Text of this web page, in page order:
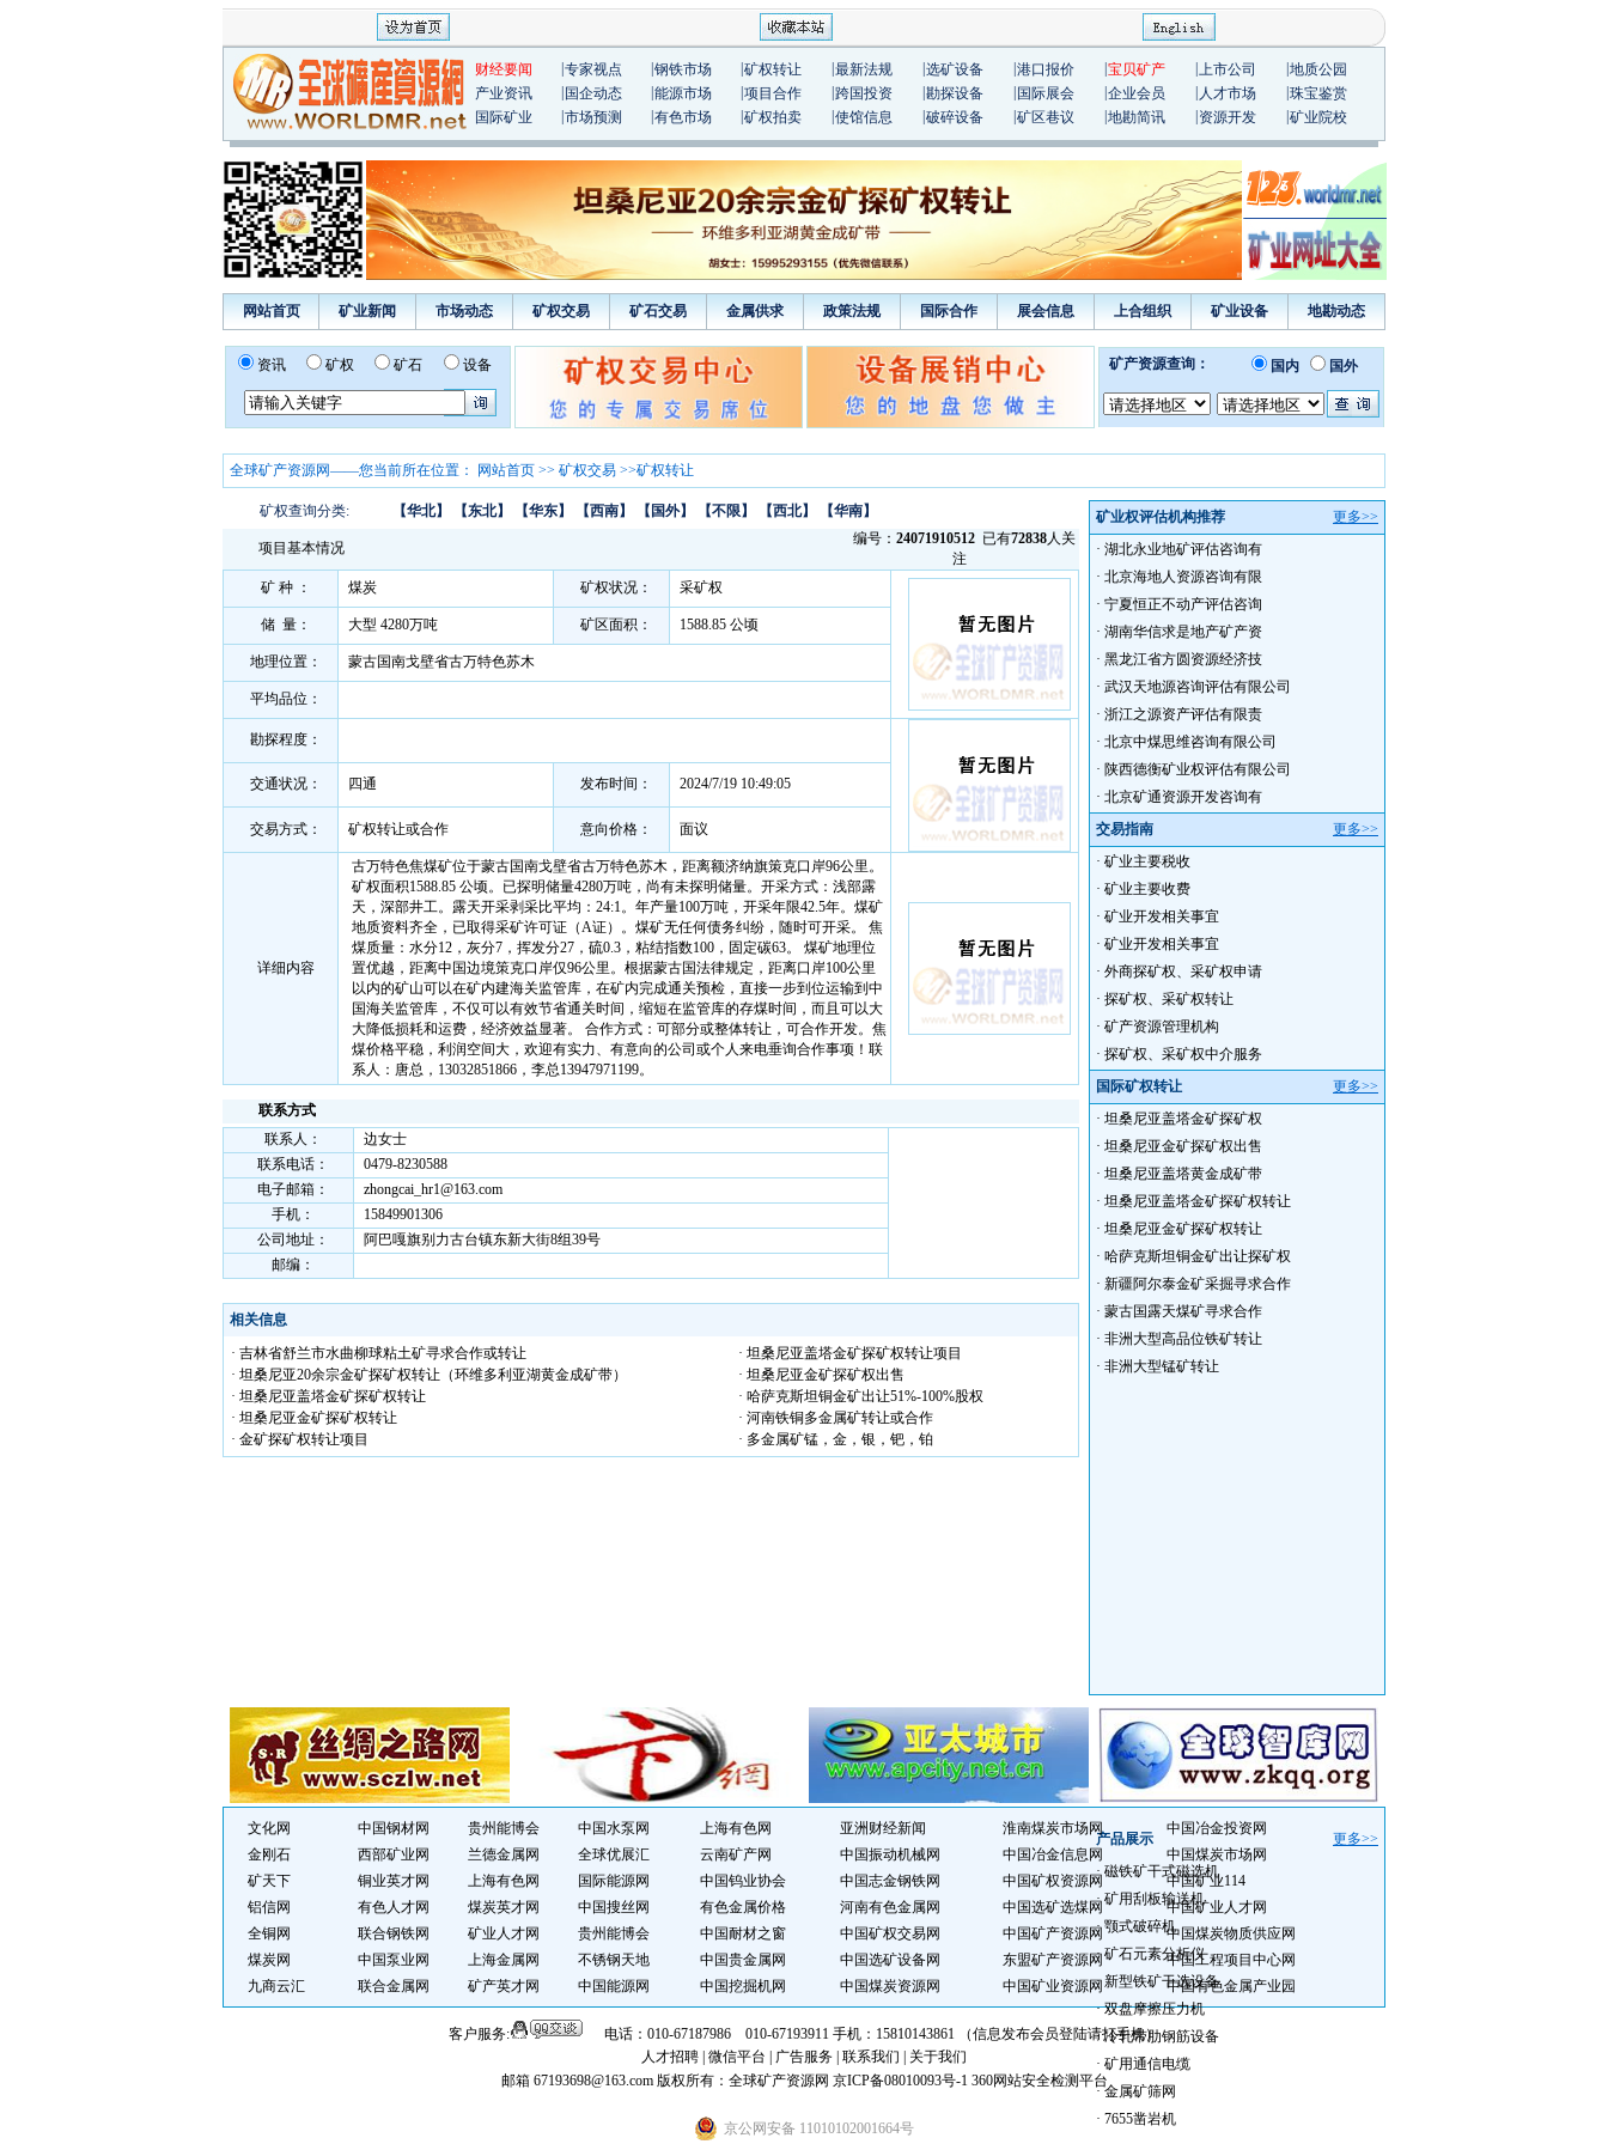
财经要闻 专家视点 钢铁市场 矿权转让 最新法规 选矿设备 港口报价 宝贝矿产 上市公司
地质公园
产业资讯
国企动态 能源市场 项目合作 跨国投资 勘探设备 国际展会 企业会员 人才市场
珠宝鉴赏
国际矿业
市场预测 有色市场 矿权拍卖 使馆信息 破碎设备 矿区巷议 地勘简讯 资源开发 矿业院校
网站首页 矿业新闻 市场动态 矿权交易 矿石交易 金属供求 政策法规 国际合作 展会信息 上合组织 矿业设备 地勘动态
资讯 矿权 矿石 设备
全球矿产资源网——您当前所在位置： 网站首页 >> 矿权交易 >>矿权转让
矿权查询分类: 【华北】 【东北】 【华东】 【西南】 【国外】 【不限】 【西北】 【华南】
项目基本情况
编号： 24071910512 已有72838人关
注
矿 种 ：
煤炭 矿权状况： 采矿权
储 量： 大型 4280万吨 矿区面积： 1588.85 公顷
地理位置： 蒙古国南戈壁省古万特色苏木
平均品位：
勘探程度：
交通状况： 四通 发布时间： 2024/7/19 10:49:05
交易方式： 矿权转让或合作 意向价格： 面议
详细内容
古万特色焦煤矿位于蒙古国南戈壁省古万特色苏木，距离额济纳旗策克口岸96公里。
矿权面积1588.85 公顷。已探明储量4280万吨，尚有未探明储量。开采方式：浅部露
天，深部井工。露天开采剥采比平均：24:1。年产量100万吨，开采年限42.5年。煤矿
地质资料齐全，已取得采矿许可证（A证）。煤矿无任何债务纠纷，随时可开采。 焦
煤质量：水分12，灰分7，挥发分27，硫0.3，粘结指数100，固定碳63。 煤矿地理位
置优越，距离中国边境策克口岸仅96公里。根据蒙古国法律规定，距离口岸100公里
以内的矿山可以在矿内建海关监管库，在矿内完成通关预检，直接一步到位运输到中
国海关监管库，不仅可以有效节省通关时间，缩短在监管库的存煤时间，而且可以大
大降低损耗和运费，经济效益显著。 合作方式：可部分或整体转让，可合作开发。焦
煤价格平稳，利润空间大，欢迎有实力、有意向的公司或个人来电垂询合作事项！联
系人：唐总，13032851866，李总13947971199。
联系方式
联系人：
边女士
联系电话：
0479-8230588
电子邮箱：
zhongcai_hr1@163.com
手机：
15849901306
公司地址：
阿巴嘎旗别力古台镇东新大街8组39号
邮编：
相关信息
· 吉林省舒兰市水曲柳球粘土矿寻求合作或转让
· 坦桑尼亚盖塔金矿探矿权转让项目
· 坦桑尼亚20余宗金矿探矿权转让（环维多利亚湖黄金成矿带）
· 坦桑尼亚金矿探矿权出售
· 坦桑尼亚盖塔金矿探矿权转让
· 哈萨克斯坦铜金矿出让51%-100%股权
· 坦桑尼亚金矿探矿权转让
· 河南铁铜多金属矿转让或合作
· 金矿探矿权转让项目
· 多金属矿锰，金，银，钯，铂
矿业权评估机构推荐
更多>>
· 湖北永业地矿评估咨询有
· 北京海地人资源咨询有限
· 宁夏恒正不动产评估咨询
· 湖南华信求是地产矿产资
· 黑龙江省方圆资源经济技
· 武汉天地源咨询评估有限公司
· 浙江之源资产评估有限责
· 北京中煤思维咨询有限公司
· 陕西德衡矿业权评估有限公司
· 北京矿通资源开发咨询有
交易指南
更多>>
· 矿业主要税收
· 矿业主要收费
· 矿业开发相关事宜
· 矿业开发相关事宜
· 外商探矿权、采矿权申请
· 探矿权、采矿权转让
· 矿产资源管理机构
· 探矿权、采矿权中介服务
国际矿权转让
更多>>
· 坦桑尼亚盖塔金矿探矿权
· 坦桑尼亚金矿探矿权出售
· 坦桑尼亚盖塔黄金成矿带
· 坦桑尼亚盖塔金矿探矿权转让
· 坦桑尼亚金矿探矿权转让
· 哈萨克斯坦铜金矿出让探矿权
· 新疆阿尔泰金矿采掘寻求合作
· 蒙古国露天煤矿寻求合作
· 非洲大型高品位铁矿转让
· 非洲大型锰矿转让
产品展示
更多>>
· 磁铁矿干式磁选机
· 矿用刮板输送机
· 颚式破碎机
· 矿石元素分析仪
· 新型铁矿干选设备
· 双盘摩擦压力机
· 冷轧带肋钢筋设备
· 矿用通信电缆
· 金属矿筛网
· 7655凿岩机
文化网 中国钢材网 贵州能博会 中国水泵网 上海有色网 亚洲财经新闻 淮南煤炭市场网
中国冶金投资网
金刚石
西部矿业网 兰德金属网 全球优展汇 云南矿产网 中国振动机械网 中国冶金信息网
中国煤炭市场网
矿天下
铜业英才网 上海有色网 国际能源网 中国钨业协会 中国志金钢铁网 中国矿权资源网
中国矿业114
铝信网
有色人才网 煤炭英才网 中国搜丝网 有色金属价格 河南有色金属网 中国选矿选煤网
中国矿业人才网
全铜网
联合钢铁网 矿业人才网 贵州能博会 中国耐材之窗 中国矿权交易网 中国矿产资源网
中国煤炭物质供应网
煤炭网
中国泵业网 上海金属网 不锈钢天地 中国贵金属网 中国选矿设备网 东盟矿产资源网
中国工程项目中心网
九商云汇
联合金属网 矿产英才网 中国能源网 中国挖掘机网 中国煤炭资源网 中国矿业资源网 中国有色金属产业园
客户服务:
电话：010-67187986 010-67193911 手机：15810143861 （信息发布会员登陆请打手机）
人才招聘 微信平台 广告服务 联系我们
关于我们
邮箱 67193698@163.com 版权所有：全球矿产资源网 京ICP备08010093号-1 360网站安全检测平台
京公网安备 11010102001664号